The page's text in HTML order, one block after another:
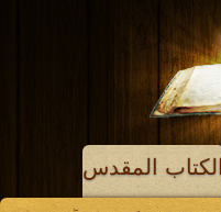
الكتاب المقدس